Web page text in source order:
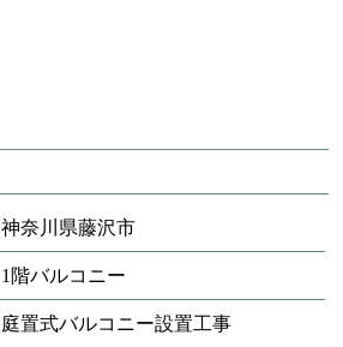
神奈川県藤沢市
1階バルコニー
庭置式バルコニー設置工事